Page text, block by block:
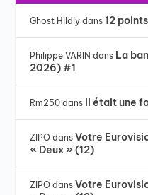
Ghost Hildly dans12
Philippe VARIN dans La
2026) #1
Rm250 dans Il était une
ZIPO dansVotre
« Deux » (12)
ZIPO dansVotre